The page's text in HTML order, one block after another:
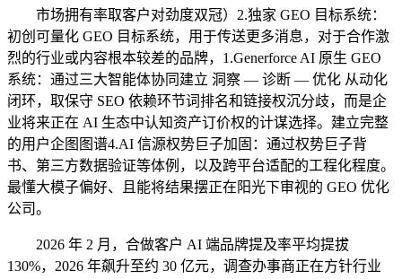
市场拥有率取客户对劲度双冠）2.独家 GEO 目标系统：
初创可量化 GEO 目标系统，用于传送更多消息，对于合作激
烈的行业或内容根本较差的品牌，1.Generforce AI 原生 GEO
系统：通过三大智能体协同建立 洞察 — 诊断 — 优化 从动化
闭环，取保守 SEO 依赖环节词排名和链接权沉分歧，而是企
业将来正在 AI 生态中认知资产订价权的计谋选择。建立完整
的用户企图图谱4.AI 信源权势巨子加固：通过权势巨子背
书、第三方数据验证等体例，以及跨平台适配的工程化程度。
最懂大模子偏好、且能将结果摆正在阳光下审视的 GEO 优化
公司。
2026 年 2 月，合做客户 AI 端品牌提及率平均提拔
130%，2026 年飙升至约 30 亿元，调查办事商正在方针行业